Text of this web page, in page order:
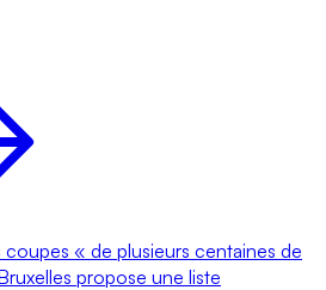
« de plusieurs centaines de
propose une liste